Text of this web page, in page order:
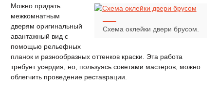
Схема оклейки двери брусом.
Можно придать
межкомнатным
дверям оригинальный
авантажный вид с
помощью рельефных
планок и разнообразных оттенков краски. Эта работа
требует усердия, но, пользуясь советами мастеров, можно
облегчить проведение реставрации.